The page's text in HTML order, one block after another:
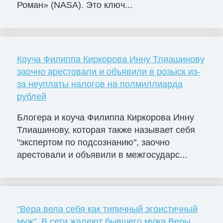
Роман» (NASA). Это ключ...
Коуча Филиппа Киркорова Инну Тлиашинову
заочно арестовали и объявили в розыск из-
за неуплаты налогов на полмиллиарда
рублей
Блогера и коуча Филиппа Киркорова Инну
Тлиашинову, которая также называет себя
"экспертом по подсознанию", заочно
арестовали и объявили в межгосударс...
"Вера вела себя как типичный эгоистичный